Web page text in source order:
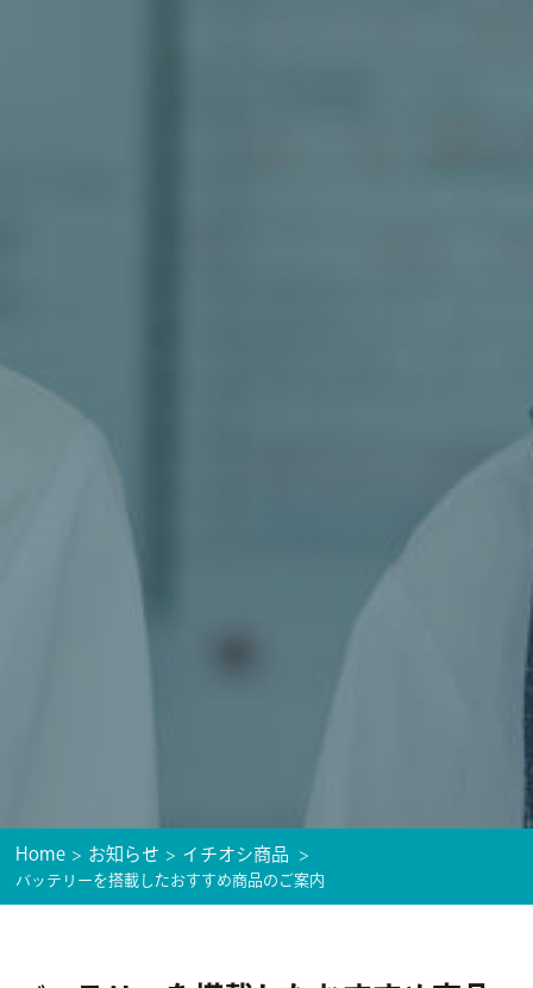
Home お知らせ イチオシ商品
バッテリーを搭載したおすすめ商品のご案内